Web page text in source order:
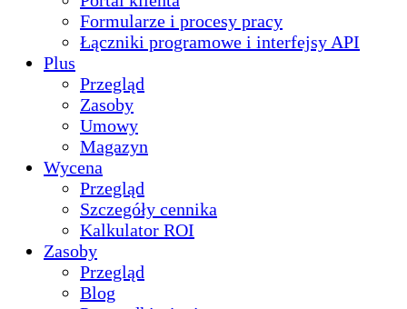
Formularze i procesy pracy
Łączniki programowe i interfejsy API
Plus
Przegląd
Zasoby
Umowy
Magazyn
Wycena
Przegląd
Szczegóły cennika
Kalkulator ROI
Zasoby
Przegląd
Blog